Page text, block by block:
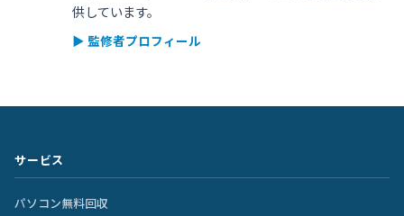
供しています。
▶ 監修者プロフィール
サービス
パソコン無料回収